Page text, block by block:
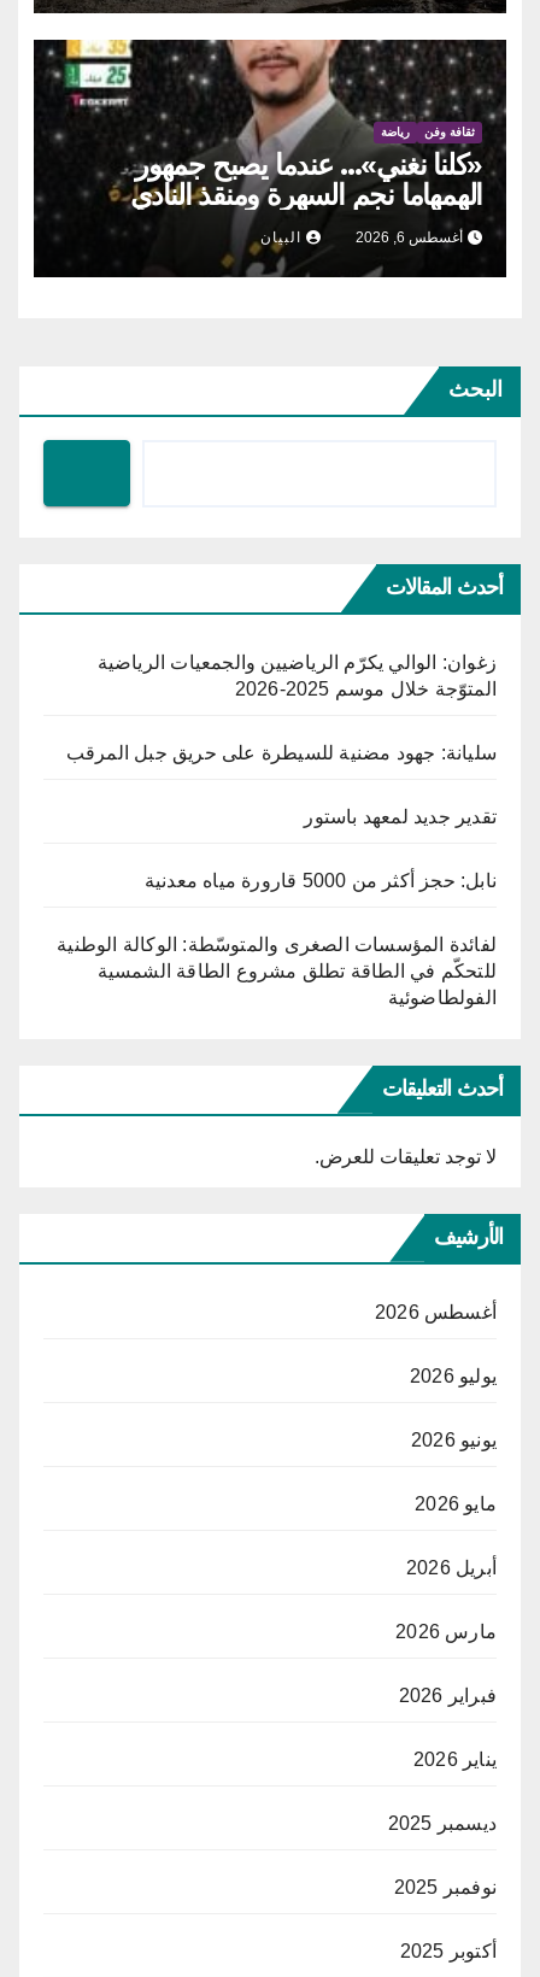
ثقافة وفن رياضة
«كلنا نغني»… عندما يصبح جمهور
الهمهاما نجم السهرة ومنقذ النادي
أغسطس 6, 2026 البيان
البحث
أحدث المقالات
زغوان: الوالي يكرّم الرياضيين والجمعيات الرياضية
المتوّجة خلال موسم 2025-2026
سليانة: جهود مضنية للسيطرة على حريق جبل المرقب
تقدير جديد لمعهد باستور
نابل: حجز أكثر من 5000 قارورة مياه معدنية
لفائدة المؤسسات الصغرى والمتوسّطة: الوكالة الوطنية
للتحكّم في الطاقة تطلق مشروع الطاقة الشمسية
الفولطاضوئية
أحدث التعليقات
لا توجد تعليقات للعرض.
الأرشيف
أغسطس 2026
يوليو 2026
يونيو 2026
مايو 2026
أبريل 2026
مارس 2026
فبراير 2026
يناير 2026
ديسمبر 2025
نوفمبر 2025
أكتوبر 2025